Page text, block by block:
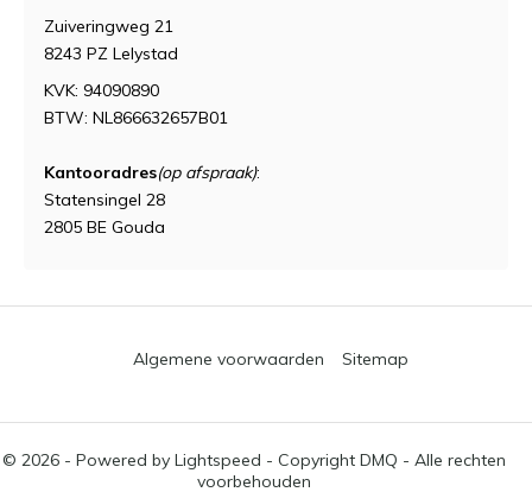
Zuiveringweg 21
8243 PZ Lelystad
KVK: 94090890
BTW: NL866632657B01
Kantooradres(op afspraak):
Statensingel 28
2805 BE Gouda
© 2026 - Powered by Lightspeed - Copyright DMQ - Alle rechten
voorbehouden
Algemene voorwaarden Sitemap